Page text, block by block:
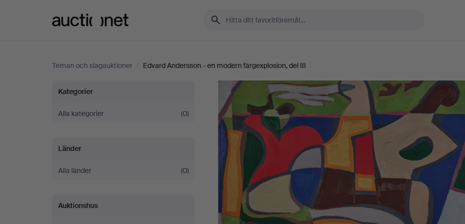
Teman och slagauktioner / Edvard Andersson - en modern färgexplosion, del III
Edvard
Andersson
en
färgexplosion,
Kategorier
Alla kategorier (0)
Länder
Alla länder (0)
Auktionshus